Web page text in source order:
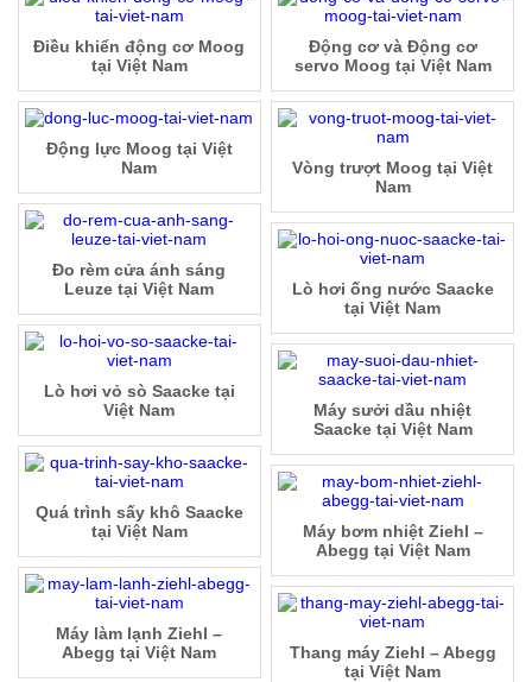
Điều khiển động cơ Moog
tại Việt Nam
Động cơ và Động cơ
servo Moog tại Việt Nam
Động lực Moog tại Việt
Nam
Vòng trượt Moog tại Việt
Nam
Đo rèm cửa ánh sáng
Leuze tại Việt Nam
Lò hơi ống nước Saacke
tại Việt Nam
Lò hơi vỏ sò Saacke tại
Việt Nam
Máy sưởi dầu nhiệt
Saacke tại Việt Nam
Quá trình sấy khô Saacke
tại Việt Nam
Máy bơm nhiệt Ziehl –
Abegg tại Việt Nam
Máy làm lạnh Ziehl –
Abegg tại Việt Nam
Thang máy Ziehl – Abegg
tại Việt Nam